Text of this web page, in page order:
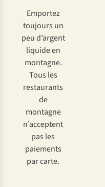
Emportez
toujours un
peu d’argent
liquide en
montagne.
Tous les
restaurants
de
montagne
n’acceptent
pas les
paiements
par carte.